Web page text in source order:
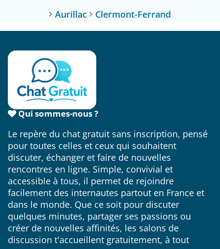
Aurillac Clermont-Ferrand
Qui sommes-nous ?
Le repère du chat gratuit sans inscription, pensé
pour toutes celles et ceux qui souhaitent
discuter, échanger et faire de nouvelles
rencontres en ligne. Simple, convivial et
accessible à tous, il permet de rejoindre
facilement des internautes partout en France et
dans le monde. Que ce soit pour discuter
quelques minutes, partager ses passions ou
créer de nouvelles affinités, les salons de
discussion t'accueillent gratuitement, à tout